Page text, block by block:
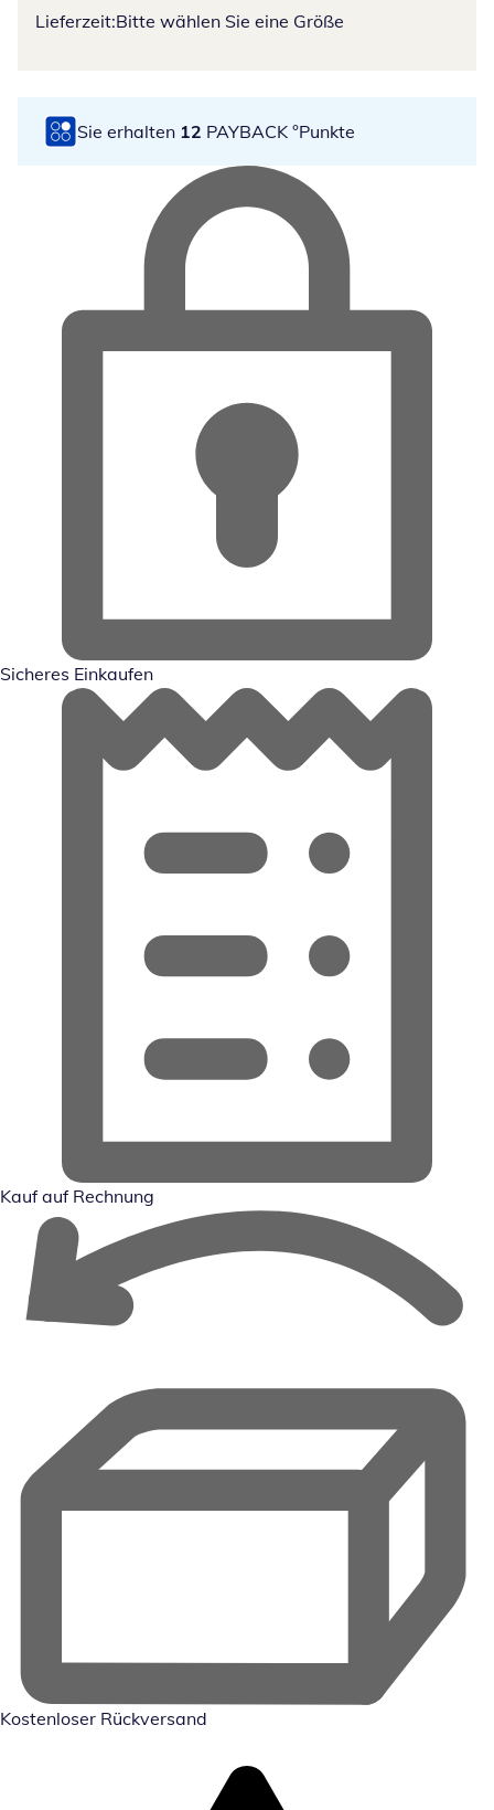
Lieferzeit:Bitte wählen Sie eine Größe
Sie erhalten 12 PAYBACK °Punkte
Sicheres Einkaufen
Kauf auf Rechnung
Kostenloser Rückversand